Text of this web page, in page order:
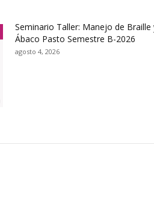
Seminario Taller: Manejo de Braille
Ábaco Pasto Semestre B-2026
agosto 4, 2026